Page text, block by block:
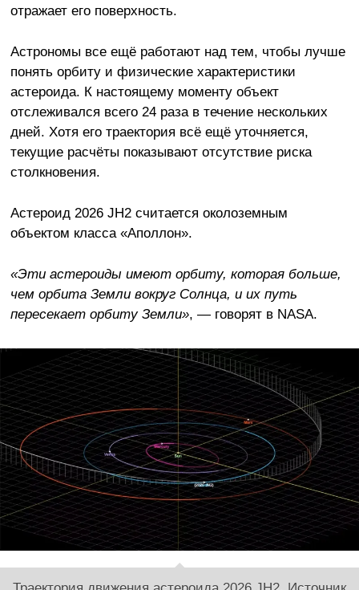
отражает его поверхность.
Астрономы все ещё работают над тем, чтобы лучше
понять орбиту и физические характеристики
астероида. К настоящему моменту объект
отслеживался всего 24 раза в течение нескольких
дней. Хотя его траектория всё ещё уточняется,
текущие расчёты показывают отсутствие риска
столкновения.
Астероид 2026 JH2 считается околоземным
объектом класса «Аполлон».
«Эти астероиды имеют орбиту, которая больше,
чем орбита Земли вокруг Солнца, и их путь
пересекает орбиту Земли», — говорят в NASA.